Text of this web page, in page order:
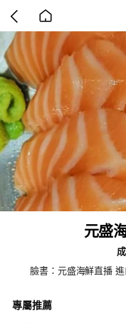
back
to
home
元盛
專屬推薦